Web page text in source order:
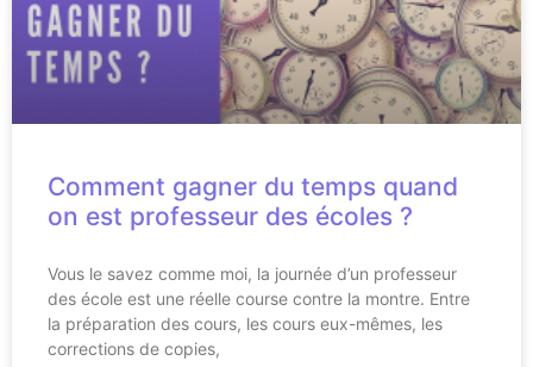
Comment gagner du temps quand
on est professeur des écoles ?
Vous le savez comme moi, la journée d’un professeur
des école est une réelle course contre la montre. Entre
la préparation des cours, les cours eux-mêmes, les
corrections de copies,